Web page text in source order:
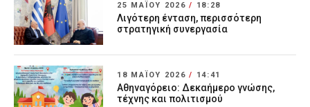
25 ΜΑΪ́ΟΥ 2026/ 18:28
Λιγότερη ένταση, περισσότερη
στρατηγική συνεργασία
18 ΜΑΪ́ΟΥ 2026/ 14:41
Αθηναγόρειο: Δεκαήμερο γνώσης,
τέχνης και πολιτισμού